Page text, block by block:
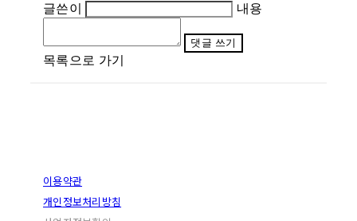
글쓴이
내용
댓글 쓰기
목록으로 가기
이용약관
개인정보처리방침